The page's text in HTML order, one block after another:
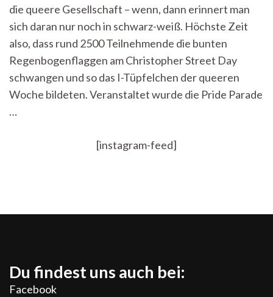
die queere Gesellschaft – wenn, dann erinnert man
sich daran nur noch in schwarz-weiß. Höchste Zeit
also, dass rund 2500 Teilnehmende die bunten
Regenbogenflaggen am Christopher Street Day
schwangen und so das I-Tüpfelchen der queeren
Woche bildeten. Veranstaltet wurde die Pride Parade
…
[instagram-feed]
Du findest uns auch bei:
Facebook